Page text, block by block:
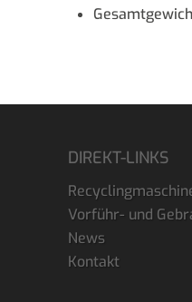
DIREKT-LINKS
Vorführ- und
News
Kontakt